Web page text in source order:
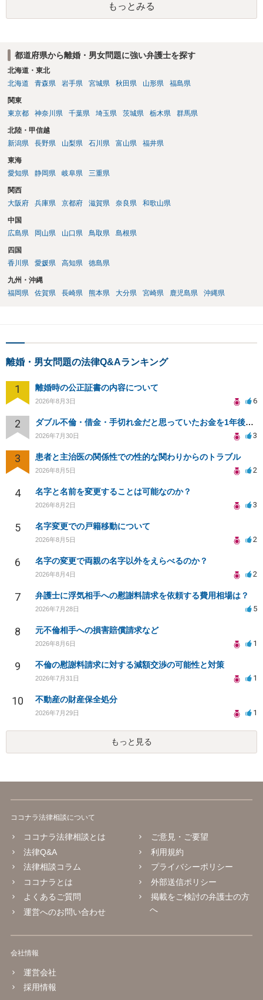
もっとみる
都道府県から離婚・男女問題に強い弁護士を探す
北海道・東北
北海道
青森県 岩手県 宮城県 秋田県 山形県 福島県
関東
東京都
神奈川県 千葉県 埼玉県 茨城県 栃木県 群馬県
北陸・甲信越
新潟県
長野県 山梨県 石川県 富山県 福井県
東海
愛知県
静岡県 岐阜県 三重県
関西
大阪府
兵庫県 京都府 滋賀県 奈良県 和歌山県
中国
広島県
岡山県 山口県 鳥取県 島根県
四国
香川県
愛媛県 高知県 徳島県
九州・沖縄
福岡県
佐賀県 長崎県 熊本県 大分県 宮崎県 鹿児島県 沖縄県
離婚・男女問題の法律Q&Aランキング
1 離婚時の公正証書の内容について
2026年8月3日 6
2 ダブル不倫・借金・手切れ金だと思っていたお金を1年後いまさら脅迫罪として通知書が来てまとめて請求
2026年7月30日 3
3 患者と主治医の関係性での性的な関わりからのトラブル
2026年8月5日 2
4 名字と名前を変更することは可能なのか？
2026年8月2日 3
5 名字変更での戸籍移動について
2026年8月5日 2
6 名字の変更で両親の名字以外をえらべるのか？
2026年8月4日 2
7 弁護士に浮気相手への慰謝料請求を依頼する費用相場は？
2026年7月28日 5
8 元不倫相手への損害賠償請求など
2026年8月6日 1
9 不倫の慰謝料請求に対する減額交渉の可能性と対策
2026年7月31日 1
10 不動産の財産保全処分
2026年7月29日 1
もっと見る
ココナラ法律相談について
ココナラ法律相談とは
法律Q&A
法律相談コラム
ココナラとは
よくあるご質問
運営へのお問い合わせ
ご意見・ご要望
利用規約
プライバシーポリシー
外部送信ポリシー
掲載をご検討の弁護士の方
へ
会社情報
運営会社
採用情報